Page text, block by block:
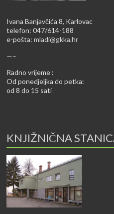
Ivana Banjavčića 8, Karlovac
telefon: 047/614-188
e-pošta:mladi@gkka.hr
—–
Radno vrijeme :
Od ponedjeljka do petka:
od 8 do 15 sati
KNJIŽNIČNA